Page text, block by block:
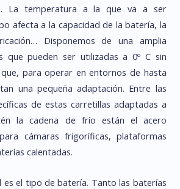
La temperatura a la que va a ser
afecta a la capacidad de la batería, la
Disponemos de una amplia
que pueden ser utilizadas a 0º C sin
para operar en entornos de hasta
una pequeña adaptación. Entre las
de estas carretillas adaptadas a
la cadena de frío están el acero
cámaras frigoríficas, plataformas
calentadas.
es el tipo de batería. Tanto las baterías